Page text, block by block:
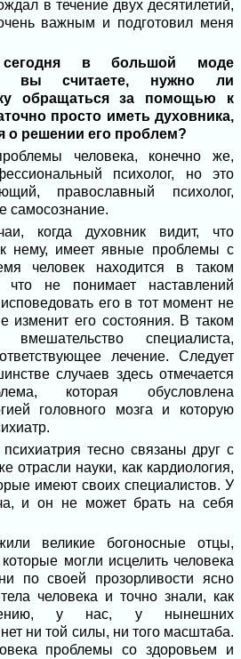
в течение двух десятилетий,
важным и подготовил меня
в большой моде
вы считаете, нужно ли
обращаться за помощью к
просто иметь духовника,
о решении его проблем?
человека, конечно же,
психолог, но это
православный психолог,
самосознание.
когда духовник видит, что
нему, имеет явные проблемы с
человек находится в таком
что не понимает наставлений
его в тот момент не
изменит его состояния. В таком
специалиста,
лечение. Следует
случаев здесь отмечается
которая обусловлена
головного мозга и которую
тесно связаны друг с
отрасли науки, как кардиология,
имеют своих специалистов. У
и он не может брать на себя
великие богоносные отцы,
могли исцелить человека
по своей прозорливости ясно
человека и точно знали, как
у нас, у нынешних
ни той силы, ни того масштаба.
проблемы со здоровьем и